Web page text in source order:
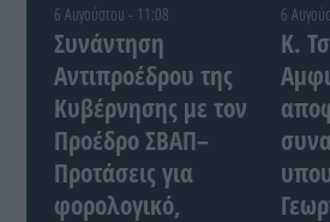
6 Αυγούστου - 11:08
Συνάντηση
Αντιπροέδρου της
Κυβέρνησης με τον
Προέδρο ΣΒΑΠ–
Προτάσεις για
φορολογικό,
6
Κ.